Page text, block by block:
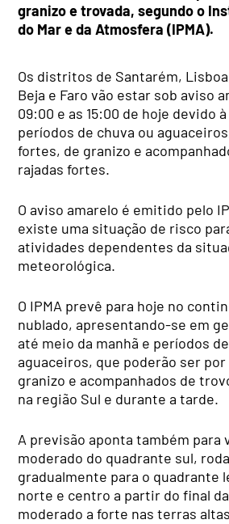
granizo e trovada, segundo o
do Mar e da Atmosfera (IPMA).
Os distritos de Santarém,
Beja e Faro vão estar sob aviso
09:00 e as 15:00 de hoje devido
períodos de chuva ou
fortes, de granizo e
rajadas fortes.
O aviso amarelo é emitido pelo
existe uma situação de risco
atividades dependentes da
meteorológica.
O IPMA prevê para hoje no
nublado, apresentando-se em
até meio da manhã e períodos
aguaceiros, que poderão ser
granizo e acompanhados de
na região Sul e durante a tarde.
A previsão aponta também para
moderado do quadrante sul,
gradualmente para o quadrante
norte e centro a partir do final
moderado a forte nas terras